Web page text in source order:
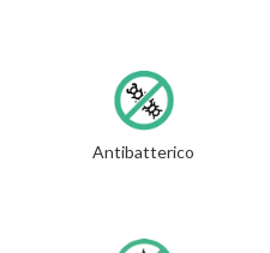
Antibatterico